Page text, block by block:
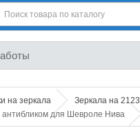
на зеркала
Зеркала на 2123
антибликом для Шевроле Нива